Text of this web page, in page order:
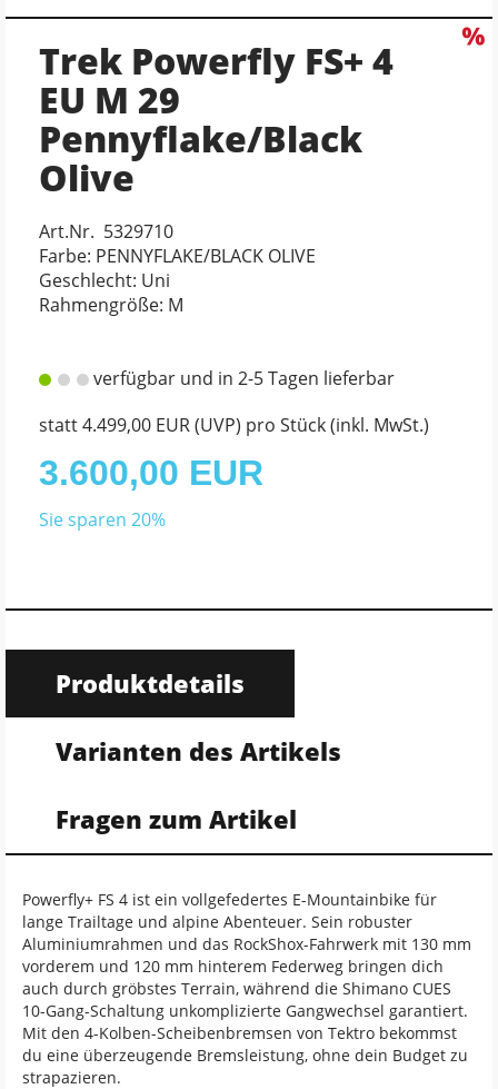
Trek Powerfly FS+ 4
EU M 29
Pennyflake/Black
Olive
Art.Nr. 5329710
Farbe: PENNYFLAKE/BLACK OLIVE
Geschlecht: Uni
Rahmengröße: M
verfügbar und in 2-5 Tagen lieferbar
statt4.499,00 EUR(UVP) pro Stück (inkl. MwSt.)
3.600,00 EUR
Sie sparen 20%
Produktdetails
Varianten des Artikels
Fragen zum Artikel
Powerfly+ FS 4 ist ein vollgefedertes E-Mountainbike für
lange Trailtage und alpine Abenteuer. Sein robuster
Aluminiumrahmen und das RockShox-Fahrwerk mit 130 mm
vorderem und 120 mm hinterem Federweg bringen dich
auch durch gröbstes Terrain, während die Shimano CUES
10-Gang-Schaltung unkomplizierte Gangwechsel garantiert.
Mit den 4-Kolben-Scheibenbremsen von Tektro bekommst
du eine überzeugende Bremsleistung, ohne dein Budget zu
strapazieren.